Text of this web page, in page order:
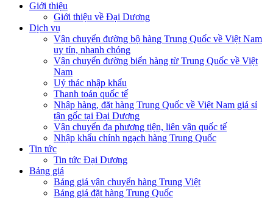
Giới thiệu
Giới thiệu về Đại Dương
Dịch vụ
Vận chuyển đường bộ hàng Trung Quốc về Việt Nam
uy tín, nhanh chóng
Vận chuyển đường biển hàng từ Trung Quốc về Việt
Nam
Uỷ thác nhập khẩu
Thanh toán quốc tế
Nhập hàng, đặt hàng Trung Quốc về Việt Nam giá sỉ
tận gốc tại Đại Dương
Vận chuyển đa phương tiện, liên vận quốc tế
Nhập khẩu chính ngạch hàng Trung Quốc
Tin tức
Tin tức Đại Dương
Bảng giá
Bảng giá vận chuyển hàng Trung Việt
Bảng giá đặt hàng Trung Quốc